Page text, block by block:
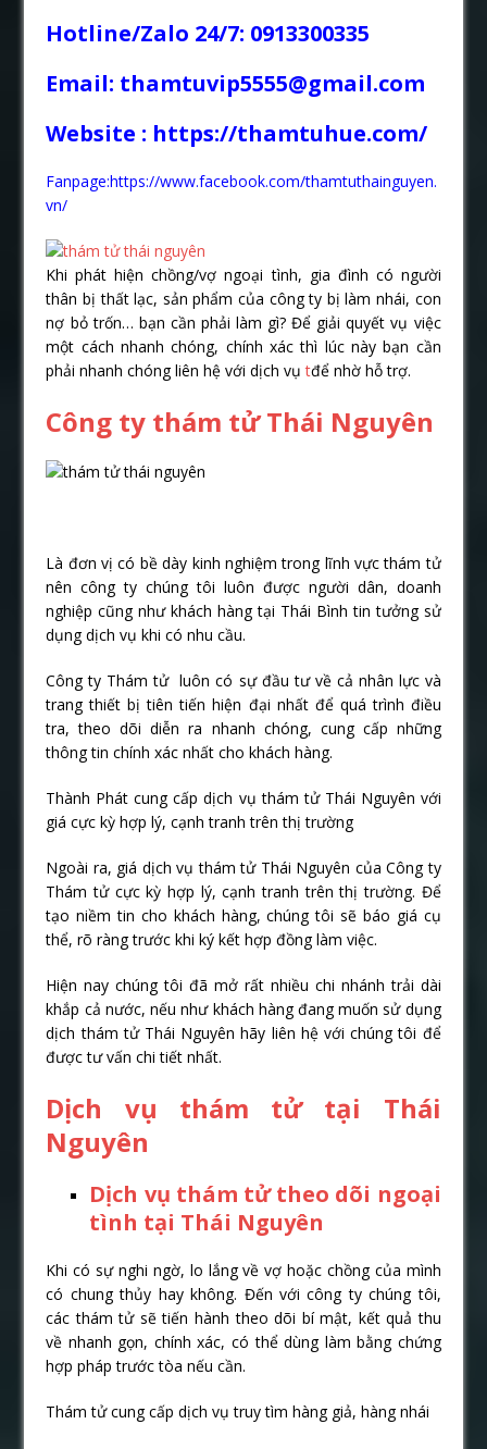
Hotline/Zalo 24/7: 0913300335
Email: thamtuvip5555@gmail.com
Website : https://thamtuhue.com/
Fanpage:https://www.facebook.com/thamtuthainguyen.
vn/
Khi phát hiện chồng/vợ ngoại tình, gia đình có người
thân bị thất lạc, sản phẩm của công ty bị làm nhái, con
nợ bỏ trốn… bạn cần phải làm gì? Để giải quyết vụ việc
một cách nhanh chóng, chính xác thì lúc này bạn cần
phải nhanh chóng liên hệ với dịch vụtđể nhờ hỗ trợ.
Công ty thám tử Thái Nguyên
Là đơn vị có bề dày kinh nghiệm trong lĩnh vực thám tử
nên công ty chúng tôi luôn được người dân, doanh
nghiệp cũng như khách hàng tại Thái Bình tin tưởng sử
dụng dịch vụ khi có nhu cầu.
Công ty Thám tử luôn có sự đầu tư về cả nhân lực và
trang thiết bị tiên tiến hiện đại nhất để quá trình điều
tra, theo dõi diễn ra nhanh chóng, cung cấp những
thông tin chính xác nhất cho khách hàng.
Thành Phát cung cấp dịch vụ thám tử Thái Nguyên với
giá cực kỳ hợp lý, cạnh tranh trên thị trường
Ngoài ra, giá dịch vụ thám tử Thái Nguyên của Công ty
Thám tử cực kỳ hợp lý, cạnh tranh trên thị trường. Để
tạo niềm tin cho khách hàng, chúng tôi sẽ báo giá cụ
thể, rõ ràng trước khi ký kết hợp đồng làm việc.
Hiện nay chúng tôi đã mở rất nhiều chi nhánh trải dài
khắp cả nước, nếu như khách hàng đang muốn sử dụng
dịch thám tử Thái Nguyên hãy liên hệ với chúng tôi để
được tư vấn chi tiết nhất.
Dịch vụ thám tử tại Thái
Nguyên
Dịch vụ thám tử theo dõi ngoại
tình tại Thái Nguyên
Khi có sự nghi ngờ, lo lắng về vợ hoặc chồng của mình
có chung thủy hay không. Đến với công ty chúng tôi,
các thám tử sẽ tiến hành theo dõi bí mật, kết quả thu
về nhanh gọn, chính xác, có thể dùng làm bằng chứng
hợp pháp trước tòa nếu cần.
Thám tử cung cấp dịch vụ truy tìm hàng giả, hàng nhái